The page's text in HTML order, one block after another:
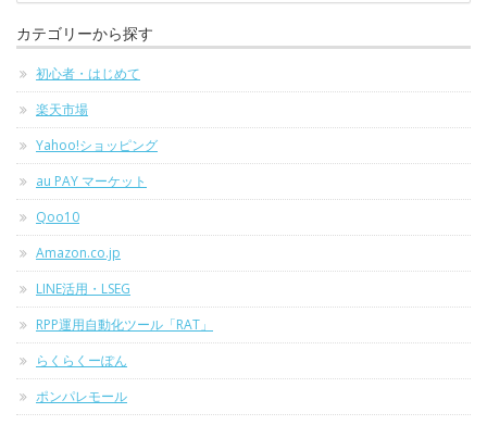
カテゴリーから探す
初心者・はじめて
楽天市場
Yahoo!ショッピング
au PAY マーケット
Qoo10
Amazon.co.jp
LINE活用・LSEG
RPP運用自動化ツール「RAT」
らくらくーぽん
ポンパレモール